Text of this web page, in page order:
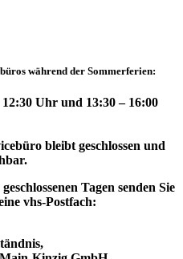
während der Sommerferien:
Uhr und 13:30 – 16:00
bleibt geschlossen und
Tagen senden Sie
vhs-Postfach: